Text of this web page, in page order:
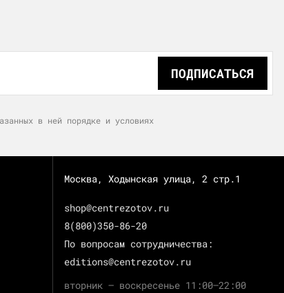
ПОДПИСАТЬСЯ
в ней порядке и условиях
Москва, Ходынская улица, 2 стр.1
shop@centrezotov.ru
8(800)350-86-20
По вопросам сотрудничества:
editions@centrezotov.ru
вторник — воскресенье 11:00–22:00